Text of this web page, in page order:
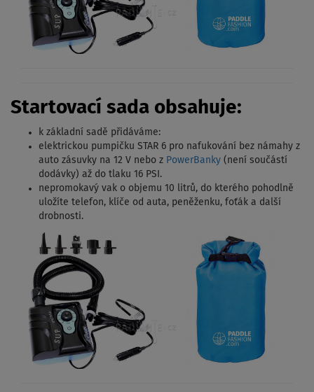
Startovací sada obsahuje:
k základní sadě přidáváme:
elektrickou pumpičku STAR 6 pro nafukování bez námahy z
auto zásuvky na 12 V nebo z PowerBanky (není součástí
dodávky) až do tlaku 16 PSI.
nepromokavý vak o objemu 10 litrů, do kterého pohodlně
uložíte telefon, klíče od auta, peněženku, foťák a další
drobnosti.